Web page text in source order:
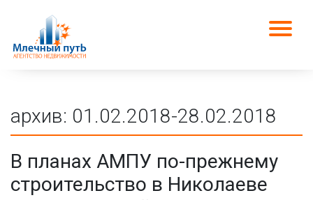
архив: 01.02.2018-28.02.2018
В планах АМПУ по-прежнему
строительство в Николаеве